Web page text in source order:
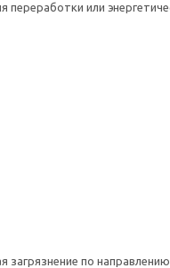
или
загрязнение по